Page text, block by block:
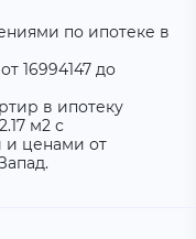
по ипотеке в
16994147 до
в ипотеку
м2 с
и ценами от